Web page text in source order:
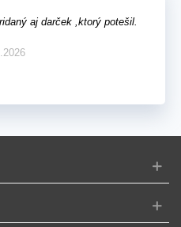
aj darček ,ktorý potešil.